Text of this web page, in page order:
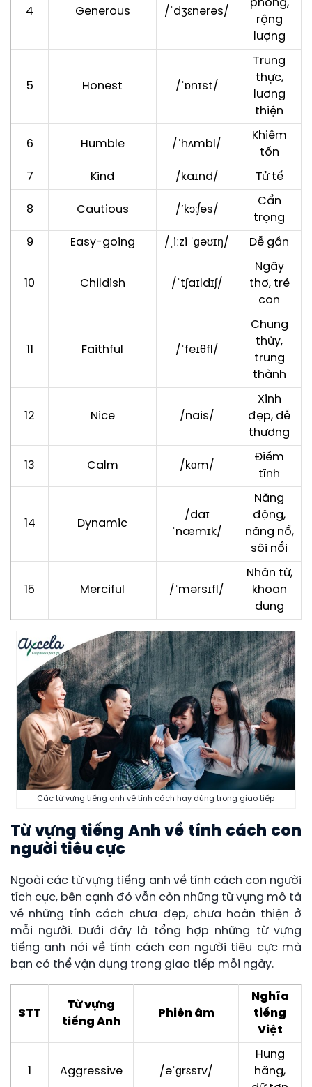
4 Generous /ˈdʒɛnərəs/
phóng,
rộng
lượng
5 Honest /ˈɒnɪst/
Trung
thực,
lương
thiện
6 Humble /ˈhʌmbl/
Khiêm
tốn
7 Kind /kaɪnd/ Tử tế
8 Cautious /’kɔ:∫əs/
Cẩn
trọng
9 Easy-going /ˌiːzi ˈɡəʊɪŋ/ Dễ gần
10 Childish /ˈtʃaɪldɪʃ/
Ngây
thơ, trẻ
con
11 Faithful /ˈfeɪθfl/
Chung
thủy,
trung
thành
12 Nice /nais/
Xinh
đẹp, dễ
thương
13 Calm /kɑm/
Điềm
tĩnh
14 Dynamic
/daɪ
ˈnæmɪk/
Năng
động,
năng nổ,
sôi nổi
15 Merciful /ˈmərsɪfl/
Nhân từ,
khoan
dung
Các từ vựng tiếng anh về tính cách hay dùng trong giao tiếp
Từ vựng tiếng Anh về tính cách con
người tiêu cực
Ngoài các từ vựng tiếng anh về tính cách con người
tích cực, bên cạnh đó vẫn còn những từ vựng mô tả
về những tính cách chưa đẹp, chưa hoàn thiện ở
mỗi người. Dưới đây là tổng hợp những từ vựng
tiếng anh nói về tính cách con người tiêu cực mà
bạn có thể vận dụng trong giao tiếp mỗi ngày.
STT
Từ vựng
tiếng Anh
Phiên âm
Nghĩa
tiếng
Việt
1 Aggressive /əˈɡrɛsɪv/
Hung
hăng,